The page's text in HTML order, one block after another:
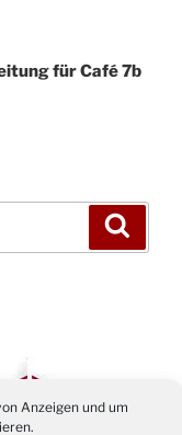
Anzeigen und um
für Café 7b